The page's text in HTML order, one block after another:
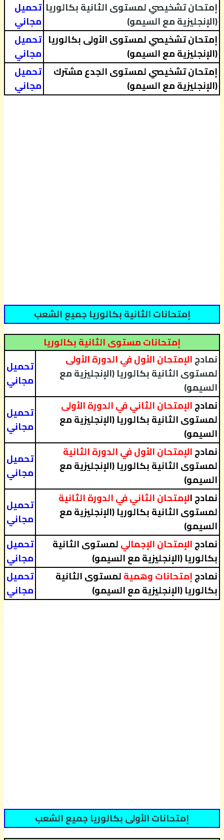
تحميل
مجاني
إمتحان تشخيصي لمستوى الثانية بكالوريا
(الإنجليزية مع السيمو)
تحميل
مجاني
إمتحان تشخيصي لمستوى الأولى بكالوريا
(الإنجليزية مع السيمو)
تحميل
مجاني
إمتحان تشخيصي لمستوى الجدع مشترك
(الإنجليزية مع السيمو)
إمتحانات الثانية بكالوريا جميع الشعب
إمتحانات مستوى الثانية بكالوريا
تحميل
مجاني
نمادجالإمتحان الأول في الدورة الأولى
لمستوى الثانية بكالوريا (الإنجليزية مع
السيمو)
تحميل
مجاني
نمادجالإمتحان الثاني في الدورة الأولى
لمستوى الثانية بكالوريا (الإنجليزية مع
السيمو)
تحميل
مجاني
نمادجالإمتحان الأول في الدورة الثانية
لمستوى الثانية بكالوريا (الإنجليزية مع
السيمو)
تحميل
مجاني
نمادج الإمتحان الثاني في الدورة الثانية
لمستوى الثانية بكالوريا (الإنجليزية مع
السيمو)
تحميل
مجاني
نمادجالإمتحان الإجماليلمستوى الثانية
بكالوريا (الإنجليزية مع السيمو)
تحميل
مجاني
نمادجإمتحانات وهميةلمستوى الثانية
بكالوريا (الإنجليزية مع السيمو)
إمتحانات الأولى بكالوريا جميع الشعب